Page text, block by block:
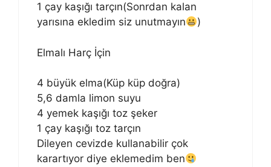
1 çay kaşığı tarçın(Sonrdan kalan
yarısına ekledim siz unutmayın
)
Elmalı Harç İçin
4 büyük elma(Küp küp doğra)
5,6 damla limon suyu
4 yemek kaşığı toz şeker
1 çay kaşığı toz tarçın
Dileyen cevizde kullanabilir çok
karartıyor diye eklemedim ben